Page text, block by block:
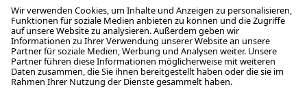
Infos zum Urlaub im SalzburgerLand
Veranstaltungen im SalzburgerLand
Aktuelle Urlaubsangebote
Newsroom